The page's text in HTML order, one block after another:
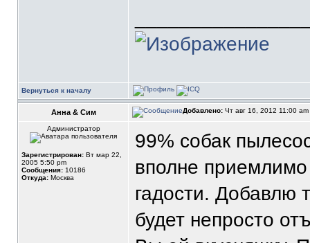
Вернуться к началу
Анна & Сим Добавлено: Чт авг 16, 2012 11:00 am
Администратор
Зарегистрирован: Вт мар 22,
2005 5:50 pm
Сообщения: 10186
Откуда: Москва
99% собак
вполне
гадости. Добавлю
будет непросто